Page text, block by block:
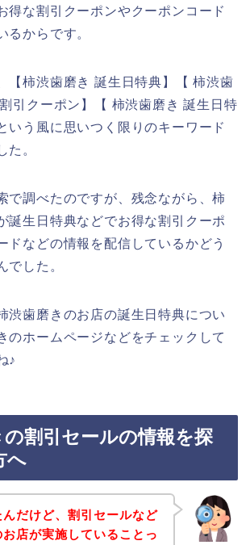
得な割引クーポンやクーポンコード
るからです。
【柿渋歯磨き 誕生日特典】【 柿渋歯
引クーポン】【 柿渋歯磨き 誕生日特
いう風に思いつく限りのキーワード
た。
で調べたのですが、残念ながら、柿
誕生日特典などでお得な割引クーポ
ドなどの情報を配信しているかどう
でした。
渋歯磨きのお店の誕生日特典につい
のホームページなどをチェックして
♪
割引セールの情報を探
へ
だけど、割引セールなど
店が実施していることっ